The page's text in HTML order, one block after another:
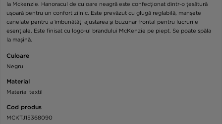
la Mckenzie. Hanoracul de culoare neagră este confecționat dintr-o țesătură
ușoară pentru un confort zilnic. Este prevăzut cu glugă reglabilă, manșete
canelate pentru a îmbunătăți ajustarea și buzunar frontal pentru lucrurile
esențiale. Este finisat cu logo-ul brandului McKenzie pe piept. Se poate spăla
la mașină.
Culoare
Negru
Material
Material textil
Cod produs
MCKTJ15368090